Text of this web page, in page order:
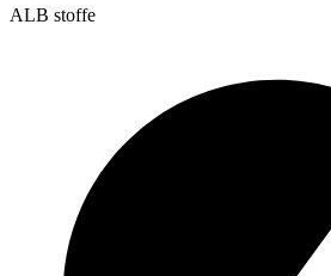
ALB stoffe